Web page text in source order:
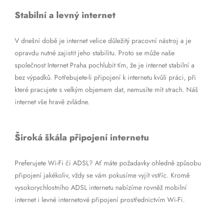
Stabilní a levný internet
V dnešní době je internet velice důležitý pracovní nástroj a je
opravdu nutné zajistit jeho stabilitu. Proto se může naše
společnost Internet Praha pochlubit tím, že je internet stabilní a
bez výpadků. Potřebujete-li připojení k internetu kvůli práci, při
které pracujete s velkým objemem dat, nemusíte mít strach. Náš
internet vše hravě zvládne.
Široká škála připojení internetu
Preferujete Wi-Fi či ADSL? Ať máte požadavky ohledně způsobu
připojení jakékoliv, vždy se vám pokusíme vyjít vstříc. Kromě
vysokorychlostního ADSL internetu nabízíme rovněž mobilní
internet i levné internetové připojení prostřednictvím Wi-Fi.